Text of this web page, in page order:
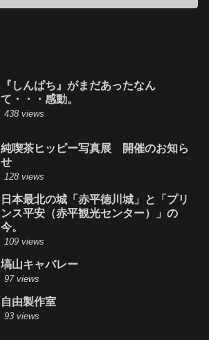
『しんぱち』がまだあったなん
て・・・感動。
438 views
純喫茶ヒッピー写真展 開催のお知ら
せ
128 views
日本最北の城「赤平徳川城」と「プリ
ンス平安（赤平観光センター）」の
今。
109 views
塙山キャバレー
97 views
自由製作室
93 views